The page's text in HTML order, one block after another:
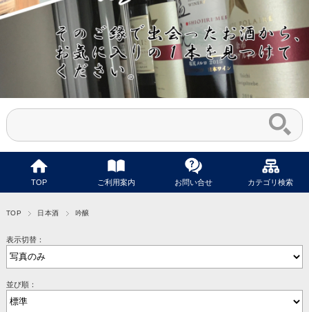
TOP ご利用案内 お問い合せ カテゴリ検索
TOP 日本酒 吟醸
表示切替：
並び順：